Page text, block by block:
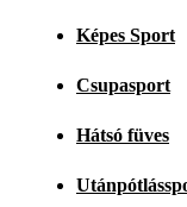
Képes Sport
Csupasport
Hátsó füves